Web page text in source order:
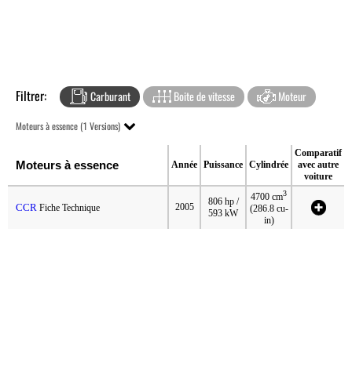
Filtrer: Carburant Boite de vitesse Moteur
Moteurs à essence (1 Versions)
Moteurs à essence Année Puissance Cylindrée
Comparatif
avec autre
voiture
CCR Fiche Technique 2005
806 hp /
593 kW
4700 cm3
(286.8 cu-
in)